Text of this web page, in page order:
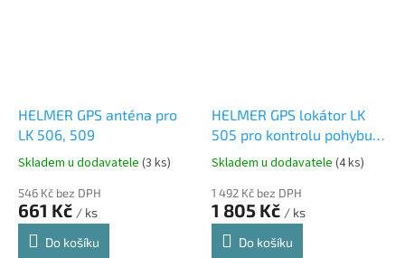
HELMER GPS anténa pro
LK 506, 509
Skladem u dodavatele (3 ks)
546 Kč bez DPH
661 Kč / ks
Do košíku
HELMER GPS lokátor LK
505 pro kontrolu pohybu
zvířat, osob, automobilů
Skladem u dodavatele (4 ks)
1 492 Kč bez DPH
1 805 Kč / ks
Do košíku